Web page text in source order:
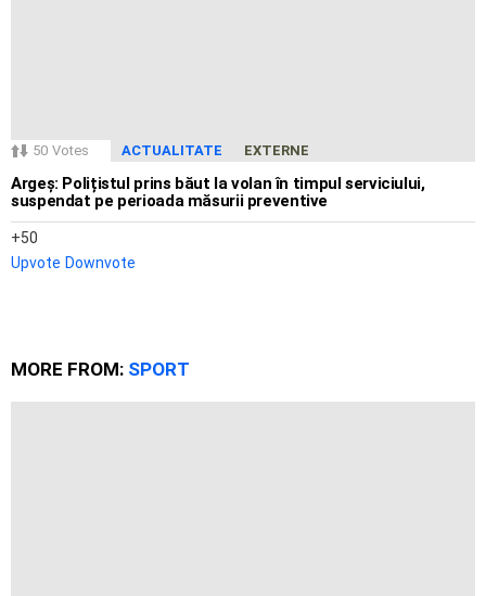
50 Votes ACTUALITATE EXTERNE
Argeș: Polițistul prins băut la volan în timpul serviciului,
suspendat pe perioada măsurii preventive
50
Upvote Downvote
MORE FROM: SPORT